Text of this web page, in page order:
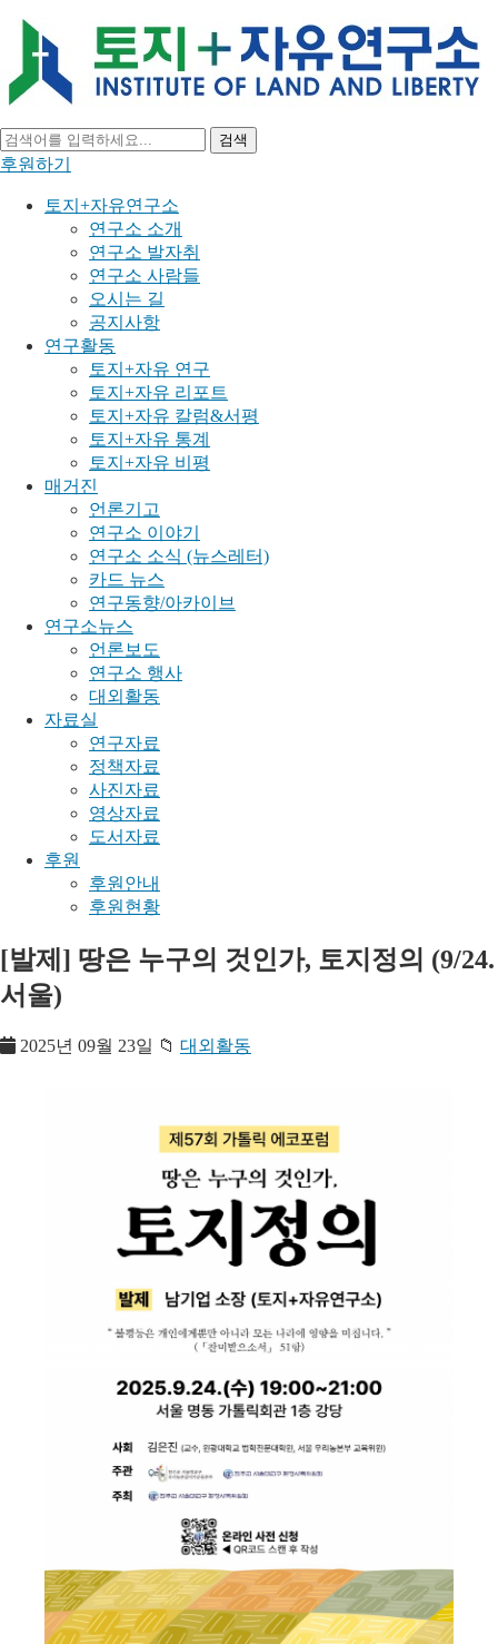
검색
후원하기
토지+자유연구소
연구소 소개
연구소 발자취
연구소 사람들
오시는 길
공지사항
연구활동
토지+자유 연구
토지+자유 리포트
토지+자유 칼럼&서평
토지+자유 통계
토지+자유 비평
매거진
언론기고
연구소 이야기
연구소 소식 (뉴스레터)
카드 뉴스
연구동향/아카이브
연구소뉴스
언론보도
연구소 행사
대외활동
자료실
연구자료
정책자료
사진자료
영상자료
도서자료
후원
후원안내
후원현황
[발제] 땅은 누구의 것인가, 토지정의 (9/24.
서울)
2025년 09월 23일 📁 대외활동